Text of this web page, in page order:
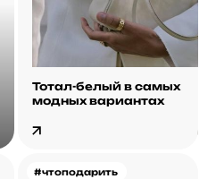
Тотал-белый в самых
модных вариантах
#чтоподарить